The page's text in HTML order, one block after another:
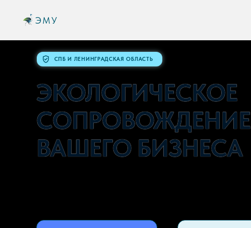
ЭМУ
ЭКОЛОГИЧЕСКОЕ
СОПРОВОЖДЕНИЕ
ВАШЕГО БИЗНЕСА
СПБ И ЛЕНИНГРАДСКАЯ ОБЛАСТЬ